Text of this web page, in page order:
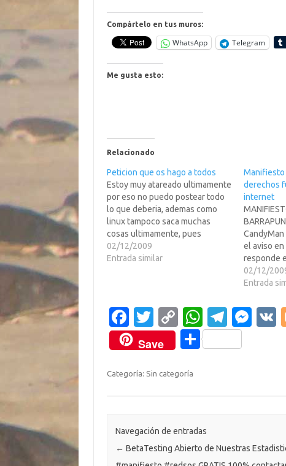
Compártelo en tus muros:
WhatsApp Telegram
Me gusta esto:
Relacionado
Peticion que os hago a todos
Estoy muy atareado ultimamente
por eso no puedo postear todo
lo que deberia, ademas como
linux tampoco saca muchas
cosas ultimamente, pues
simplemente no encuentro nada
de valorHoy os escribo para
meses, youtube se…
02/12/2009
Entrada similar
Manifiesto
derechos
internet
el aviso
responde
abierta al
claramente
tiene que
02/12/
Entrada
Fa
c
e
b
k
T
w
it
te
C
o
p
y
k
W
h
at
p
T
el
e
M
Save
C
ti
r
Categoría: Sin categoría
Navegación de entradas
← BetaTesting Abierto de Nuestras